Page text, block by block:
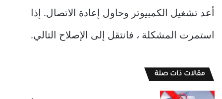
أعد تشغيل الكمبيوتر وحاول إعادة الاتصال. إذا
استمرت المشكلة ، فانتقل إلى الإصلاح التالي.
مقالات ذات صلة